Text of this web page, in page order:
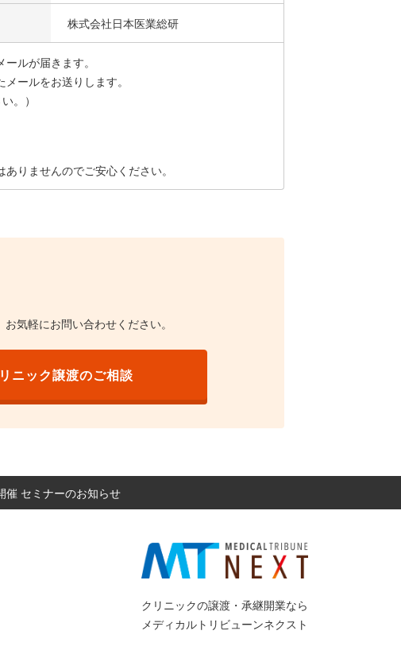
株式会社日本医業総研
ルが届きます。
ールをお送りします。
。）
りませんのでご安心ください。
気軽にお問い合わせください。
ニック譲渡のご相談
催 セミナーのお知らせ
クリニックの譲渡・承継開業なら
メディカルトリビューンネクスト